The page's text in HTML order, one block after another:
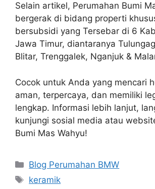
Selain artikel, Perumahan Bumi
bergerak di bidang properti
bersubsidi yang Tersebar di 6
Jawa Timur, diantaranya
Blitar, Trenggalek, Nganjuk &
Cocok untuk Anda yang mencari
aman, terpercaya, dan memiliki
lengkap. Informasi lebih lanjut,
kunjungi sosial media atau
Bumi Mas Wahyu!
Categories
Blog Perumahan BMW
Tags
keramik